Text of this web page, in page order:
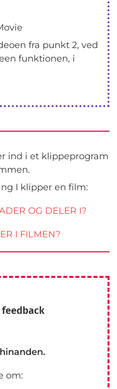
fra punkt 2, ved
funktionen, i
ind i et klippeprogram
I klipper en film:
OG DELER I?
I FILMEN?
om: